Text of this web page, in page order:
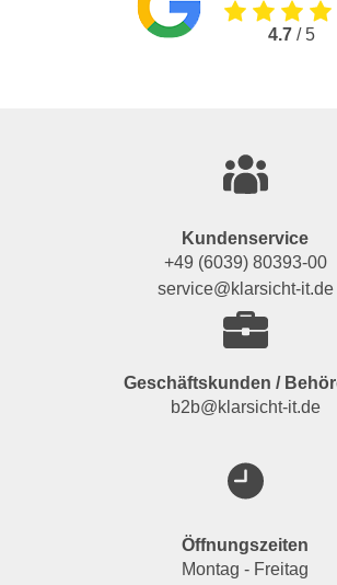
4.7 / 5
Kundenservice
+49 (6039) 80393-00
service@klarsicht-it.de
Geschäftskunden /
b2b@klarsicht-it.de
Öffnungszeiten
Montag - Freitag